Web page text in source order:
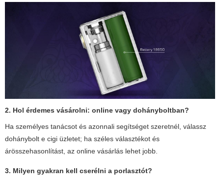
2. Hol érdemes vásárolni: online vagy dohányboltban?
Ha személyes tanácsot és azonnali segítséget szeretnél, válassz
dohánybolt e cigi üzletet; ha széles választékot és
árösszehasonlítást, az online vásárlás lehet jobb.
3. Milyen gyakran kell cserélni a porlasztót?